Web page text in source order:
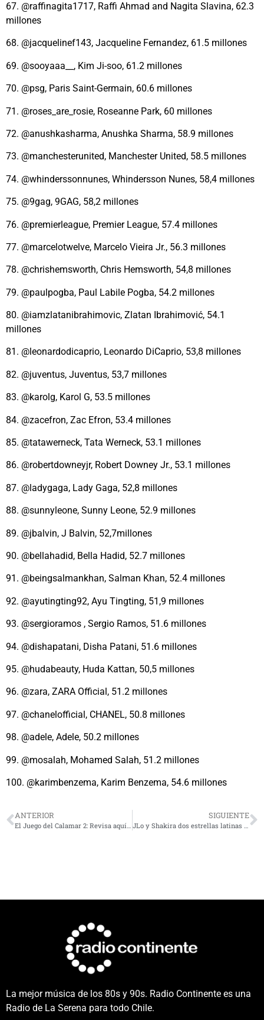
67. @raffinagita1717, Raffi Ahmad and Nagita Slavina, 62.3
millones
68. @jacquelinef143, Jacqueline Fernandez, 61.5 millones
69. @sooyaaa__, Kim Ji-soo, 61.2 millones
70. @psg, Paris Saint-Germain, 60.6 millones
71. @roses_are_rosie, Roseanne Park, 60 millones
72. @anushkasharma, Anushka Sharma, 58.9 millones
73. @manchesterunited, Manchester United, 58.5 millones
74. @whinderssonnunes, Whindersson Nunes, 58,4 millones
75. @9gag, 9GAG, 58,2 millones
76. @premierleague, Premier League, 57.4 millones
77. @marcelotwelve, Marcelo Vieira Jr., 56.3 millones
78. @chrishemsworth, Chris Hemsworth, 54,8 millones
79. @paulpogba, Paul Labile Pogba, 54.2 millones
80. @iamzlatanibrahimovic, Zlatan Ibrahimović, 54.1
millones
81. @leonardodicaprio, Leonardo DiCaprio, 53,8 millones
82. @juventus, Juventus, 53,7 millones
83. @karolg, Karol G, 53.5 millones
84. @zacefron, Zac Efron, 53.4 millones
85. @tatawerneck, Tata Werneck, 53.1 millones
86. @robertdowneyjr, Robert Downey Jr., 53.1 millones
87. @ladygaga, Lady Gaga, 52,8 millones
88. @sunnyleone, Sunny Leone, 52.9 millones
89. @jbalvin, J Balvin, 52,7millones
90. @bellahadid, Bella Hadid, 52.7 millones
91. @beingsalmankhan, Salman Khan, 52.4 millones
92. @ayutingting92, Ayu Tingting, 51,9 millones
93. @sergioramos , Sergio Ramos, 51.6 millones
94. @dishapatani, Disha Patani, 51.6 millones
95. @hudabeauty, Huda Kattan, 50,5 millones
96. @zara, ZARA Official, 51.2 millones
97. @chanelofficial, CHANEL, 50.8 millones
98. @adele, Adele, 50.2 millones
99. @mosalah, Mohamed Salah, 51.2 millones
100. @karimbenzema, Karim Benzema, 54.6 millones
ANTERIOR
El Juego del Calamar 2: Revisa aquí el teaser de la nueva temporada en Netflix
SIGUIENTE
JLo y Shakira dos estrellas latinas consagradas en el Super Bowl
La mejor música de los 80s y 90s. Radio Continente es una
Radio de La Serena para todo Chile.